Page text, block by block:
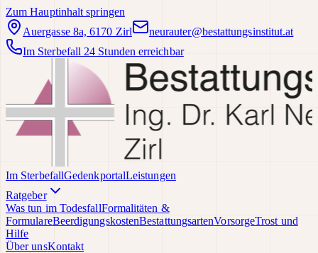
Zum Hauptinhalt springen
Auergasse 8a, 6170 Zirl
neurauter@bestattungsinstitut.at
Im Sterbefall 24 Stunden erreichbar
Im SterbefallGedenkportalLeistungen
Ratgeber
Was tun im TodesfallFormalitäten &
FormulareBeerdigungskostenBestattungsartenVorsorgeTrost und
Hilfe
Über unsKontakt